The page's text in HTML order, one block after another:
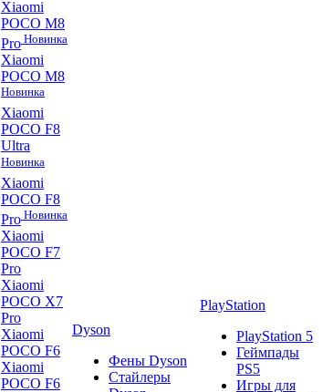
Xiaomi
POCO M8
Pro Новинка
Xiaomi
POCO M8
Новинка
Xiaomi
POCO F8
Ultra
Новинка
Xiaomi
POCO F8
Pro Новинка
Xiaomi
POCO F7
Pro
Xiaomi
POCO X7
Pro
Xiaomi
POCO F6
Xiaomi
POCO F6
Dyson
Фены Dyson
Стайлеры
PlayStation
PlayStation 5
Геймпады
PS5
Игры для